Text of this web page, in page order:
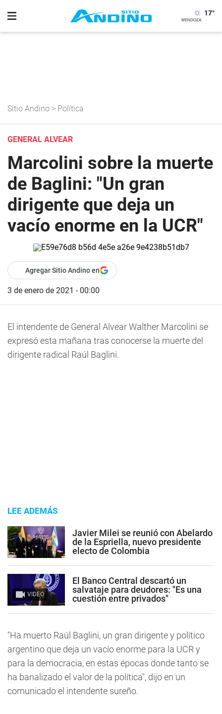
17°
Sitio Andino > Política
GENERAL ALVEAR
Marcolini sobre la muerte
de Baglini: "Un gran
dirigente que deja un
vacío enorme en la UCR"
Agregar Sitio Andino en
3 de enero de 2021 - 00:00
El intendente de General Alvear Walther Marcolini se
expresó esta mañana tras conocerse la muerte del
dirigente radical Raúl Baglini.
LEE ADEMÁS
Javier Milei se reunió con Abelardo
de la Espriella, nuevo presidente
electo de Colombia
VIDEO
El Banco Central descartó un
salvataje para deudores: "Es una
cuestión entre privados"
"Ha muerto Raúl Baglini, un gran dirigente y político
argentino que deja un vacío enorme para la UCR y
para la democracia, en estas épocas donde tanto se
ha banalizado el valor de la política", dijo en un
comunicado el intendente sureño.